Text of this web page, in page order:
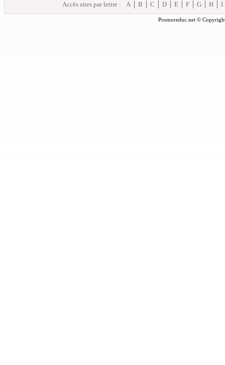
Accès sites par lettre : A B C D E F G H I
Promoreduc.net ©